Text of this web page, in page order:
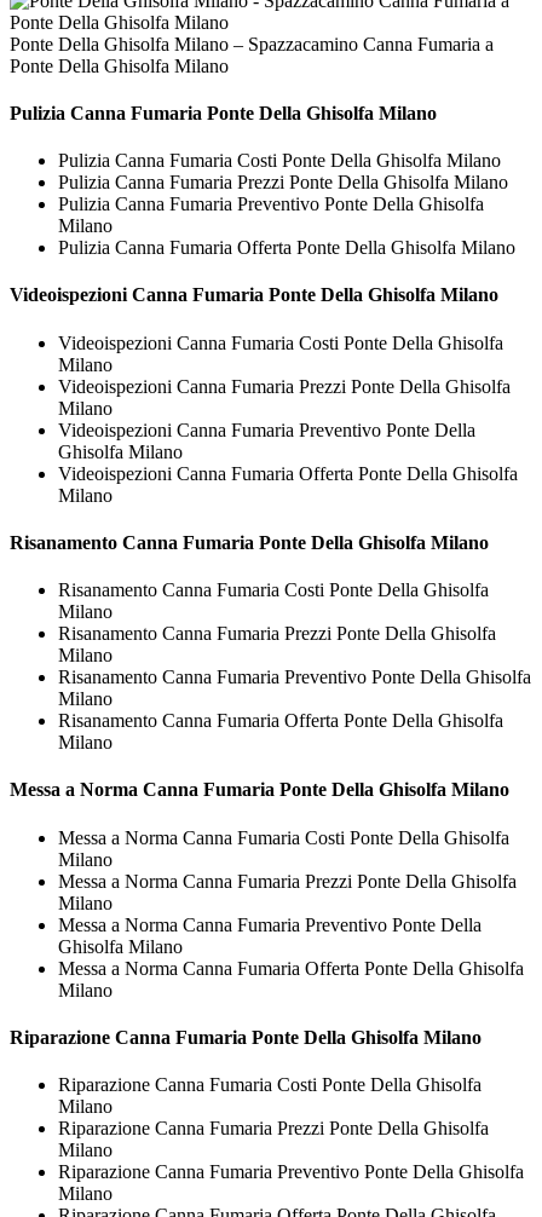
Ponte Della Ghisolfa Milano – Spazzacamino Canna Fumaria a
Ponte Della Ghisolfa Milano
Pulizia Canna Fumaria Ponte Della Ghisolfa Milano
Pulizia Canna Fumaria Costi Ponte Della Ghisolfa Milano
Pulizia Canna Fumaria Prezzi Ponte Della Ghisolfa Milano
Pulizia Canna Fumaria Preventivo Ponte Della Ghisolfa
Milano
Pulizia Canna Fumaria Offerta Ponte Della Ghisolfa Milano
VideoispezioniCanna Fumaria Ponte Della Ghisolfa Milano
Videoispezioni Canna Fumaria Costi Ponte Della Ghisolfa
Milano
Videoispezioni Canna Fumaria Prezzi Ponte Della Ghisolfa
Milano
Videoispezioni Canna Fumaria Preventivo Ponte Della
Ghisolfa Milano
Videoispezioni Canna Fumaria Offerta Ponte Della Ghisolfa
Milano
Risanamento Canna Fumaria Ponte Della Ghisolfa Milano
Risanamento Canna Fumaria Costi Ponte Della Ghisolfa
Milano
Risanamento Canna Fumaria Prezzi Ponte Della Ghisolfa
Milano
Risanamento Canna Fumaria Preventivo Ponte Della Ghisolfa
Milano
Risanamento Canna Fumaria Offerta Ponte Della Ghisolfa
Milano
Messa a Norma Canna Fumaria Ponte Della Ghisolfa Milano
Messa a Norma Canna Fumaria Costi Ponte Della Ghisolfa
Milano
Messa a Norma Canna Fumaria Prezzi Ponte Della Ghisolfa
Milano
Messa a Norma Canna Fumaria Preventivo Ponte Della
Ghisolfa Milano
Messa a Norma Canna Fumaria Offerta Ponte Della Ghisolfa
Milano
Riparazione Canna Fumaria Ponte Della Ghisolfa Milano
Riparazione Canna Fumaria Costi Ponte Della Ghisolfa
Milano
Riparazione Canna Fumaria Prezzi Ponte Della Ghisolfa
Milano
Riparazione Canna Fumaria Preventivo Ponte Della Ghisolfa
Milano